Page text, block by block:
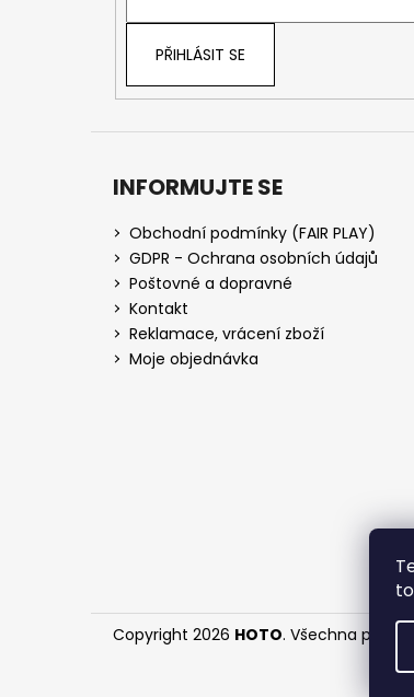
PŘIHLÁSIT SE
INFORMUJTE SE
Obchodní podmínky (FAIR PLAY)
GDPR - Ochrana osobních údajů
Poštovné a dopravné
Kontakt
Reklamace, vrácení zboží
Moje objednávka
Copyright 2026 HOTO. Všechna práva